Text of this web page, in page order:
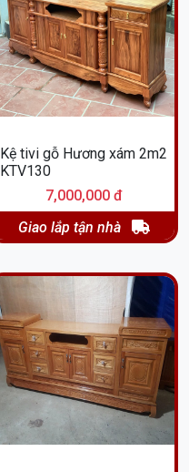
Kệ tivi gỗ Hương xám 2m2
KTV130
7,000,000 đ
Giao lắp tận nhà